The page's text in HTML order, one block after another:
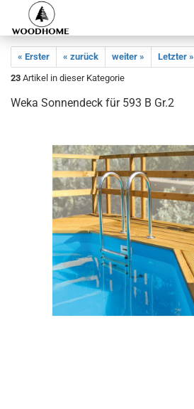
« Erster « zurück weiter »
Letzter »
23 Artikel in dieser Kategorie
Weka Sonnendeck für 593 B Gr.2